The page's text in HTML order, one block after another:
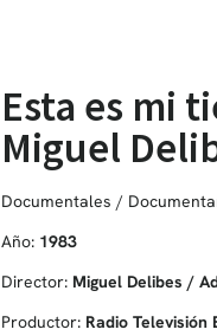
Esta es mi
Miguel
Documentales /
Año: 1983
Director: Miguel Delibes /
Productor: Radio Televisión